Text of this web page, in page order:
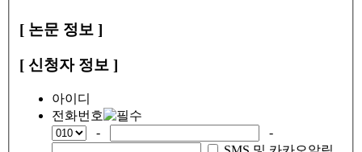
[ 논문 정보 ]
[ 신청자 정보 ]
아이디
전화번호
-
-